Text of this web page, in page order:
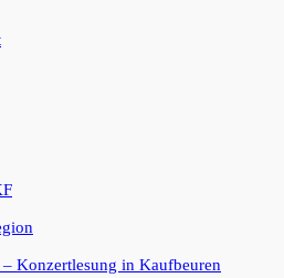
– Konzertlesung in Kaufbeuren